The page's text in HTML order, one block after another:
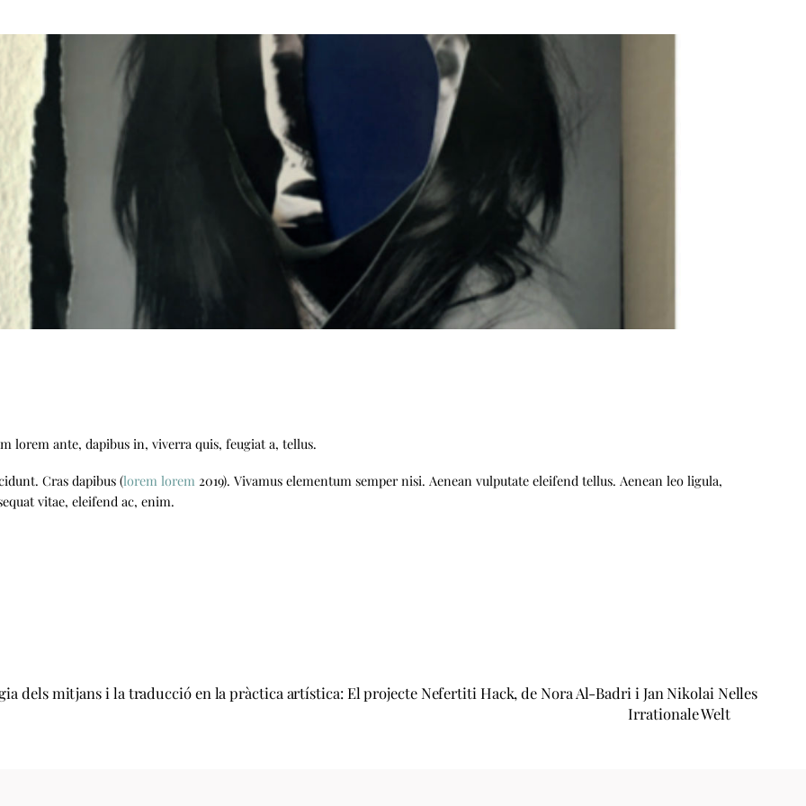
lorem ante, dapibus in, viverra quis, feugiat a, tellus.
Cras dapibus (lorem lorem 2019). Vivamus elementum semper nisi. Aenean vulputate eleifend tellus. Aenean leo ligula,
vitae, eleifend ac, enim.
dels mitjans i la traducció en la pràctica artística: El projecte Nefertiti Hack, de Nora Al-Badri i Jan Nikolai Nelles
Irrationale Welt